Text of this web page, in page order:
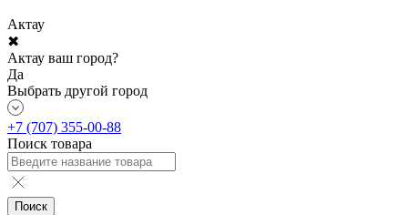
Актау
✖
Актау ваш город?
Да
Выбрать другой город
+7 (707) 355-00-88
Поиск товара
Поиск